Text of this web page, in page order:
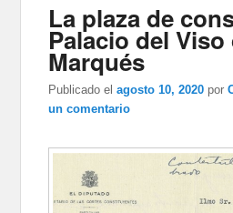
La plaza de
Palacio del Viso
Marqués
Publicado el agosto 10, 2020 por
un comentario